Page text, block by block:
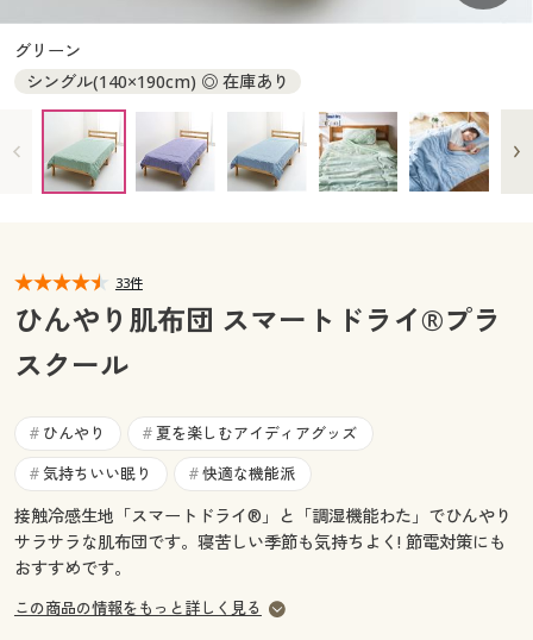
大きいサイズ 事務・制服
カタログ・チラシからのご注文
デジタルカタログ
カタログ無料プレゼント
マイページ
閲覧履歴
お気に入り
サポート
ご利用ガイド
よくある質問とお問い合わせ
デジタルカタログ
カタログ無料プレゼント
会員メニュー
閲覧履歴
お気に入り
ご利用ガイド
よくある質問とお問い合わせ
グリーン
シングル(140×190cm) ◎ 在庫あり
33件
ひんやり肌布団 スマートドライ®プラ
スクール
# ひんやり # 夏を楽しむアイディアグッズ
# 気持ちいい眠り # 快適な機能派
接触冷感生地「スマートドライ®」と「調湿機能わた」でひんやり
サラサラな肌布団です。寝苦しい季節も気持ちよく! 節電対策にも
おすすめです。
この商品の情報をもっと詳しく見る